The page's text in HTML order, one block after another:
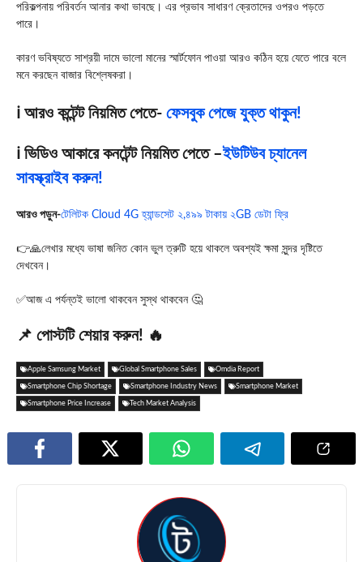
পরিকল্পনায় পরিবর্তন আনার কথা ভাবছে। এর প্রভাব সাধারণ ক্রেতাদের ওপরও পড়তে
পারে।
কারণ ভবিষ্যতে সাশ্রয়ী দামে ভালো মানের স্মার্টফোন পাওয়া আরও কঠিন হয়ে যেতে পারে বলে
মনে করছেন বাজার বিশ্লেষকরা।
ℹ️ আরও কন্টেন্ট নিয়মিত পেতে- ফেসবুক পেজে যুক্ত থাকুন!
ℹ️ ভিডিও আকারে কনটেন্ট নিয়মিত পেতে –ইউটিউব চ্যানেল
সাবস্ক্রাইব করুন!
আরও পড়ুন-টেলিটক Cloud 4G হ্যান্ডসেট ২,৪৯৯ টাকায় ২GB ডেটা ফ্রি
👉🙏লেখার মধ্যে ভাষা জনিত কোন ভুল ত্রুটি হয়ে থাকলে অবশ্যই ক্ষমা সুন্দর দৃষ্টিতে
দেখবেন।
✅আজ এ পর্যন্তই ভালো থাকবেন সুস্থ থাকবেন 🤔
📌 পোস্টটি শেয়ার করুন! 🔥
Apple Samsung Market Global Smartphone Sales Omdia Report
Smartphone Chip Shortage Smartphone Industry News Smartphone Market
Smartphone Price Increase Tech Market Analysis